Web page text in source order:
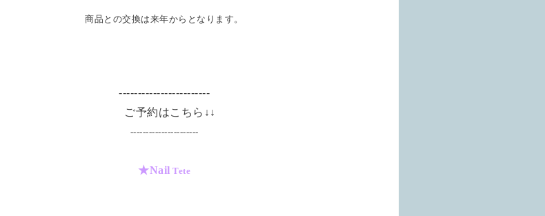
商品との交換は来年からとなります。
------------------------
ご予約はこちら↓↓
----------------------
★Nail Tete